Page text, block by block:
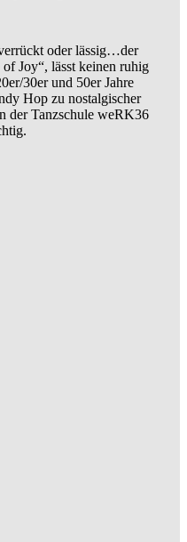
oder lässig…der
Joy“, lässt keinen ruhig
30er und 50er Jahre
Hop zu nostalgischer
der Tanzschule weRK36